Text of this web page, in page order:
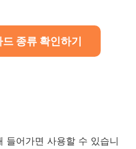
종류 확인하기
들어가면 사용할 수 있습니